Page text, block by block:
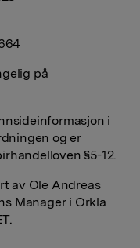
på
i
og er
§5-12.
av Ole Andreas
Manager i Orkla